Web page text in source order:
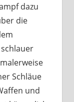
dazu
die
Schläue
und